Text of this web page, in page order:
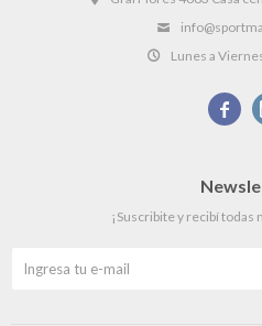
Lunes a

¡Suscribite y recibí todas